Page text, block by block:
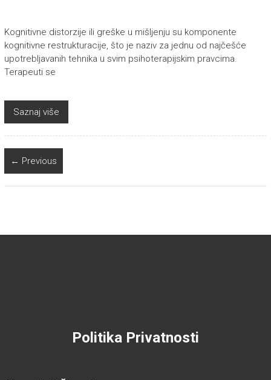
Kognitivne distorzije ili greške u mišljenju su komponente
kognitivne restrukturacije, što je naziv za jednu od najčešće
upotrebljavanih tehnika u svim psihoterapijskim pravcima.
Terapeuti se
Saznaj više
← Previous
Politika Privatnosti